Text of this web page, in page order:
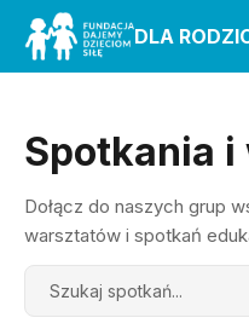
DLA
Spotkania
Dołącz do naszych grup
warsztatów i spotkań
Search